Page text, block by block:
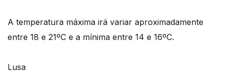
A temperatura máxima irá variar aproximadamente
entre 18 e 21ºC e a mínima entre 14 e 16ºC.
Lusa